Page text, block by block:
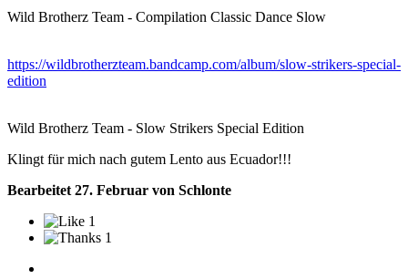
Wild Brotherz Team - Compilation Classic Dance Slow
https://wildbrotherzteam.bandcamp.com/album/slow-strikers-special-
edition
Wild Brotherz Team - Slow Strikers Special Edition
Klingt für mich nach gutem Lento aus Ecuador!!!
Bearbeitet 27. Februar von Schlonte
1
1